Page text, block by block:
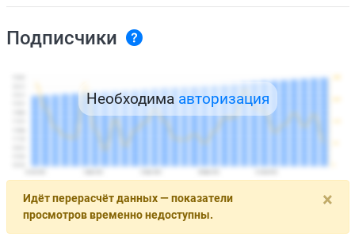
Подписчики
Необходима авторизация
×
Идёт перерасчёт данных — показатели
просмотров временно недоступны.